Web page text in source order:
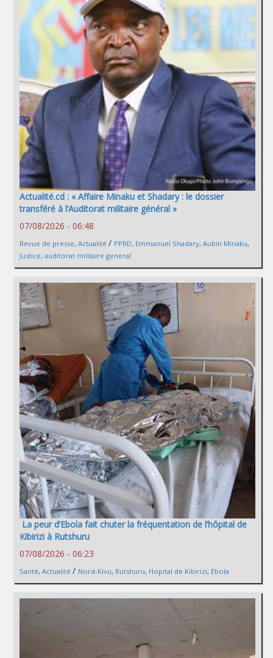
Actualité.cd : « Affaire Minaku et Shadary : le dossier
transféré à l’Auditorat militaire général »
07/08/2026 - 06:48
Revue de presse, Actualité / PPRD, Emmanuel Shadary, Aubin Minaku,
Justice, auditorat militaire general
La peur d’Ebola fait chuter la fréquentation de l’hôpital de
Kibirizi à Rutshuru
07/08/2026 - 06:23
Santé, Actualité / Nord-Kivu, Rutshuru, Hopital de Kibirizi, Ebola